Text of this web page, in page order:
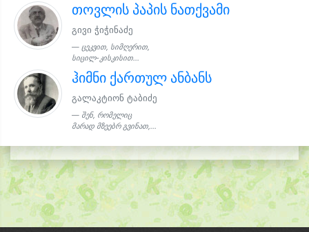
თოვლის პაპის ნათქვამი
გივი ჭიჭინაძე
ცეკვით, სიმღერით,
სიცილ-კისკისით...
ჰიმნი ქართულ ანბანს
გალაკტიონ ტაბიძე
შენ, რომელიც
მარად მზეებრ გვინათ,...